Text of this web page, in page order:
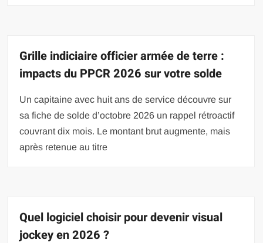
Grille indiciaire officier armée de terre :
impacts du PPCR 2026 sur votre solde
Un capitaine avec huit ans de service découvre sur
sa fiche de solde d’octobre 2026 un rappel rétroactif
couvrant dix mois. Le montant brut augmente, mais
après retenue au titre
Quel logiciel choisir pour devenir visual
jockey en 2026 ?